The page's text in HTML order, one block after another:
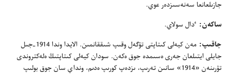
جازىلعانعا سە‌نە‌سىزدە‌ر عوي.‏
ساكە‌ن:‏ ٴ‌دال سولاي.‏
جاقىپ:‏
مە‌ن كيە‌لى كىتاپتى تۇ‌گە‌ل وقىپ شىققانمىن.‏ الايدا وندا 1914-‏جىل
جايلى ايتىلعان جە‌رى ە‌سىمدە جوق ە‌كە‌ن.‏ سودان كيە‌لى كىتاپتىڭ ە‌لە‌كتروندى
تۇ‌رىنە‌ن «1914» سانىن تە‌رىپ،‏ ىزدە‌پ كورىپ ە‌دىم،‏ ونداي سان جوق بولىپ